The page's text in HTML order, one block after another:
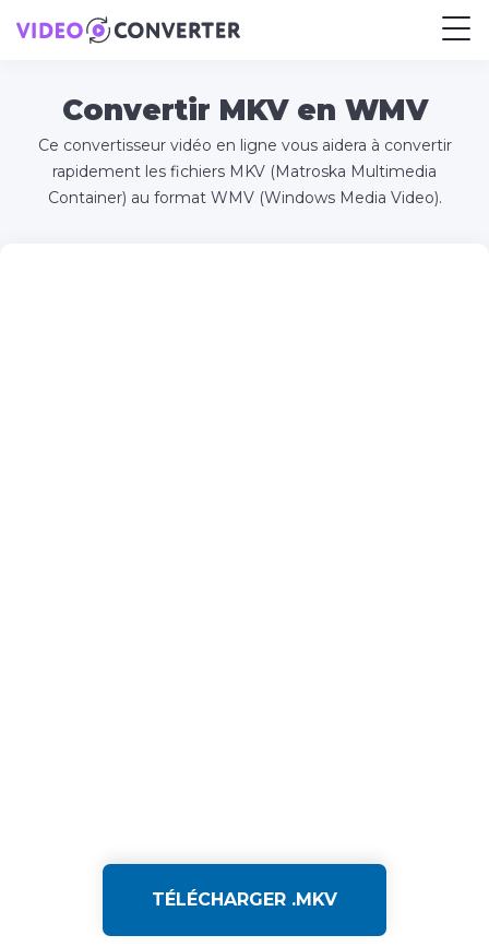
Convertir MKV en WMV
Ce convertisseur vidéo en ligne vous aidera à convertir
rapidement les fichiers MKV (Matroska Multimedia
Container) au format WMV (Windows Media Video).
TÉLÉCHARGER .MKV